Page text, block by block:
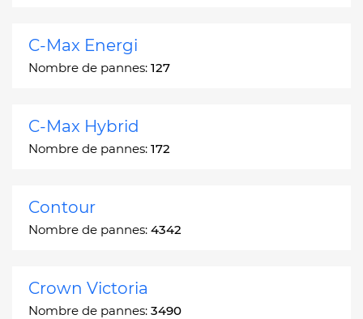
C-Max Energi
Nombre de pannes: 127
C-Max Hybrid
Nombre de pannes: 172
Contour
Nombre de pannes: 4342
Crown Victoria
Nombre de pannes: 3490